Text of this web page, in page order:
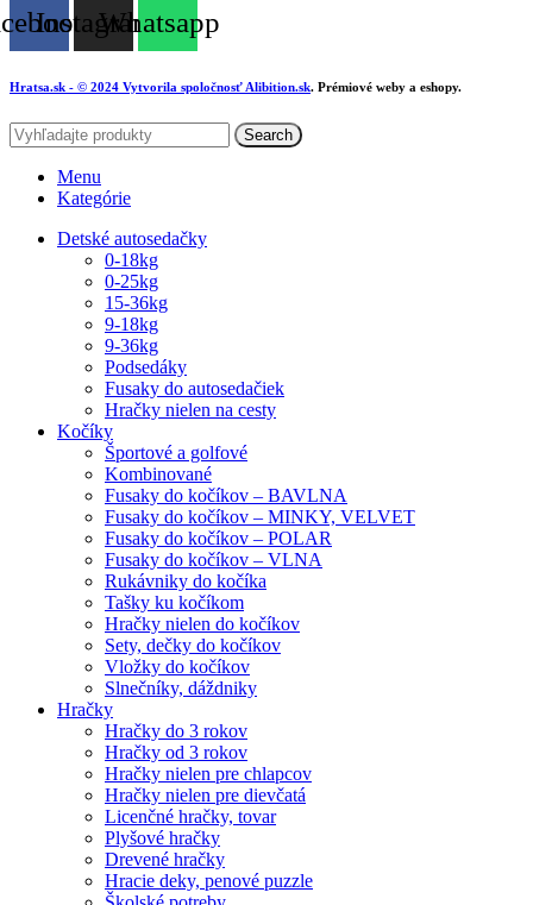
InstagramWhatsapp
Hratsa.sk - © 2024 Vytvorila spoločnosť Alibition.sk. Prémiové weby a eshopy.
Search
Menu
Kategórie
Detské autosedačky
0-18kg
0-25kg
15-36kg
9-18kg
9-36kg
Podsedáky
Fusaky do autosedačiek
Hračky nielen na cesty
Kočíky
Športové a golfové
Kombinované
Fusaky do kočíkov – BAVLNA
Fusaky do kočíkov – MINKY, VELVET
Fusaky do kočíkov – POLAR
Fusaky do kočíkov – VLNA
Rukávniky do kočíka
Tašky ku kočíkom
Hračky nielen do kočíkov
Sety, dečky do kočíkov
Vložky do kočíkov
Slnečníky, dáždniky
Hračky
Hračky do 3 rokov
Hračky od 3 rokov
Hračky nielen pre chlapcov
Hračky nielen pre dievčatá
Licenčné hračky, tovar
Plyšové hračky
Drevené hračky
Hracie deky, penové puzzle